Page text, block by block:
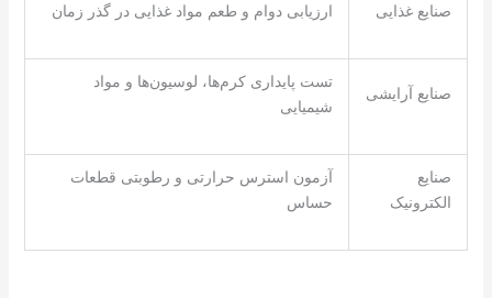
صنایع غذایی ارزیابی دوام و طعم مواد غذایی در گذر زمان
صنایع آرایشی
تست پایداری کرم‌ها، لوسیون‌ها و مواد
شیمیایی
صنایع
الکترونیک
آزمون استرس حرارتی و رطوبتی قطعات
حساس